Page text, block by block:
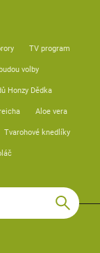
TV program
volby
Honzy Dědka
Aloe vera
Tvarohové knedlíky